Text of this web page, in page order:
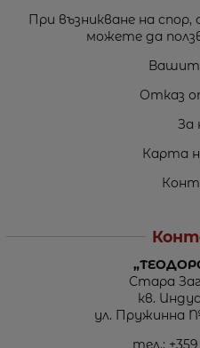
При възникване на спор,
можете да
Отказ
За
Карта
Стара
кв.
ул. Пружинна
тел.: